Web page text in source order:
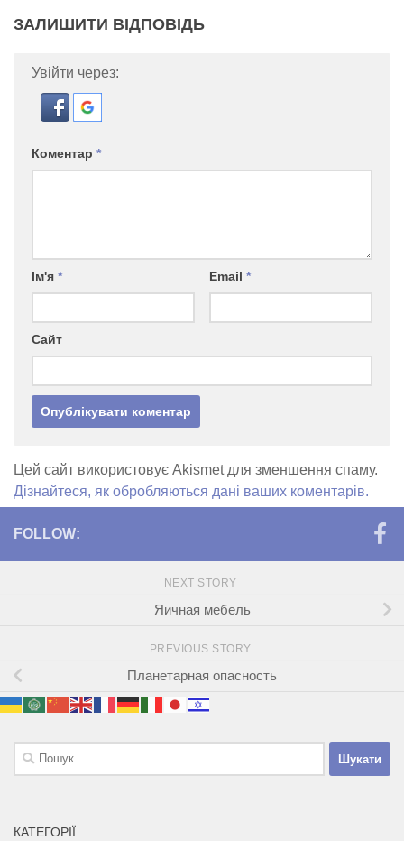
ЗАЛИШИТИ ВІДПОВІДЬ
Увійти через:
Коментар *
Ім'я * Email *
Сайт
Цей сайт використовує Akismet для зменшення спаму.
Дізнайтеся, як обробляються дані ваших коментарів.
FOLLOW:
NEXT STORY
Яичная мебель
PREVIOUS STORY
Планетарная опасность
Пошук:
КАТЕГОРІЇ